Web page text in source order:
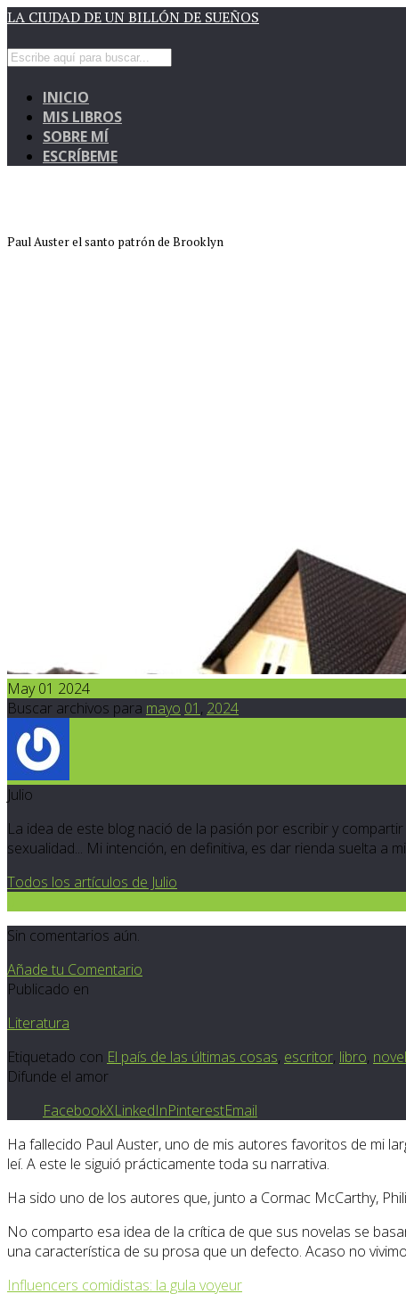
LA CIUDAD DE UN BILLÓN DE SUEÑOS
INICIO
MIS LIBROS
SOBRE MÍ
ESCRÍBEME
Paul Auster el santo patrón de Brooklyn
May 01 2024
Buscar archivos para mayo 01 , 2024
Julio
La idea de este blog nació de la pasión por escribir y
sexualidad... Mi intención, en definitiva, es dar rienda suelta a
Todos los artículos de Julio
Sin comentarios aún.
Añade tu Comentario
Publicado en
Literatura
Etiquetado con El país de las últimas cosas, escritor, libro,
Difunde el amor
FacebookXLinkedInPinterestEmail
Ha fallecido Paul Auster, uno de mis autores favoritos de mi
leí. A este le siguió prácticamente toda su narrativa.
Ha sido uno de los autores que, junto a Cormac McCarthy,
No comparto esa idea de la crítica de que sus novelas se
una característica de su prosa que un defecto. Acaso no
Influencers comidistas: la gula voyeur